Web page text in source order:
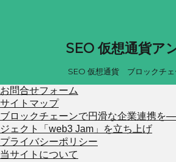
SEO 仮想通貨ア
SEO 仮想通貨 ブロックチェ
お問合せフォーム
サイトマップ
ブロックチェーンで円滑な企業連携を
ジェクト「web3 Jam」を立ち上げ
プライバシーポリシー
当サイトについて